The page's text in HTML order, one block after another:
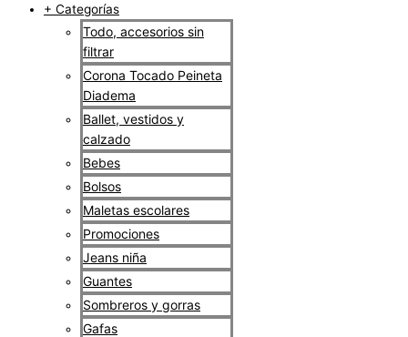
+ Categorías
Todo, accesorios sin
filtrar
Corona Tocado Peineta
Diadema
Ballet, vestidos y
calzado
Bebes
Bolsos
Maletas escolares
Promociones
Jeans niña
Guantes
Sombreros y gorras
Gafas